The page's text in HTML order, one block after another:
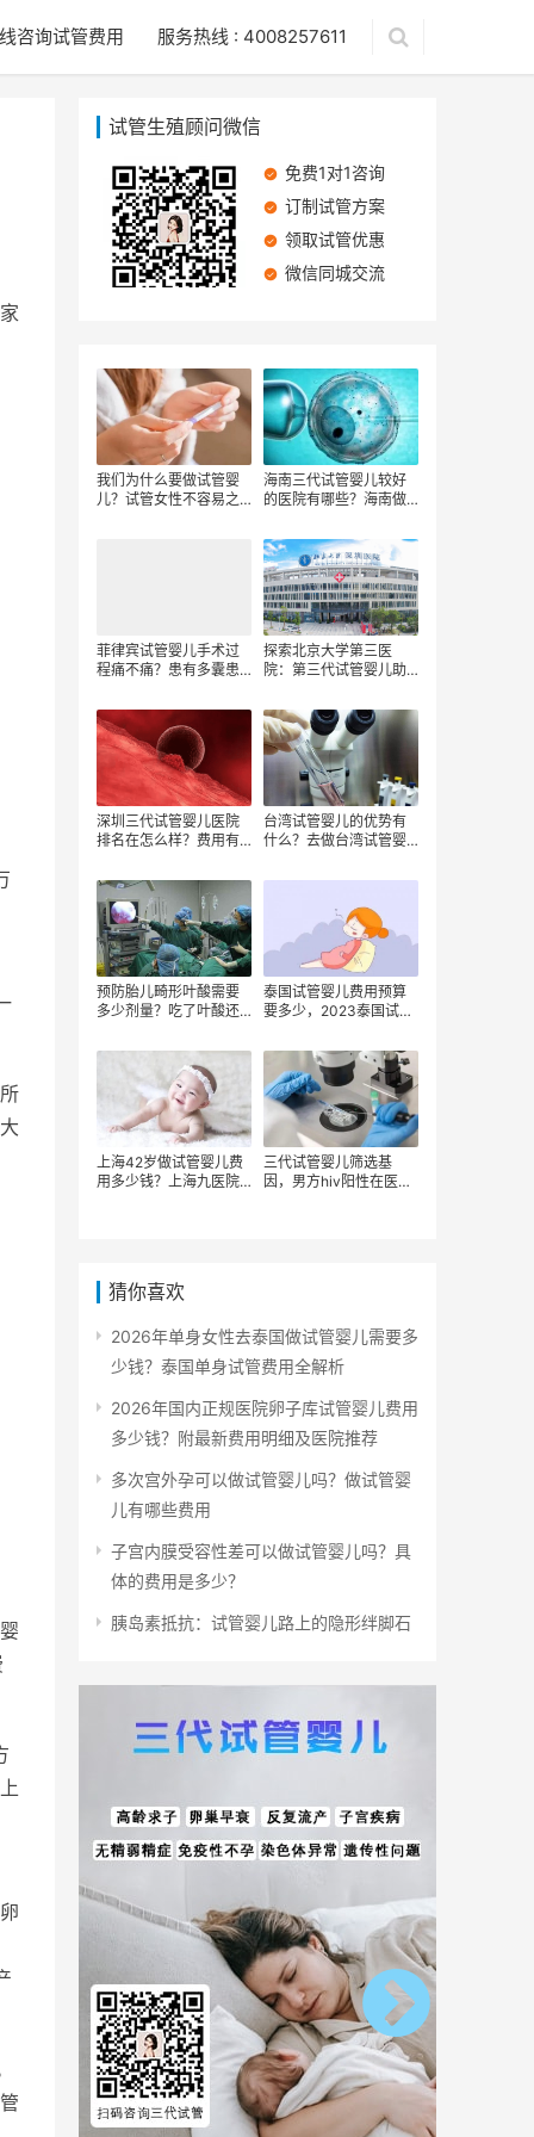
咨询试管费用 服务热线 : 4008257611
试管生殖顾问微信
免费1对1咨询
订制试管方案
领取试管优惠
微信同城交流
我们为什么要做试管婴
儿？试管女性不容易之
海南三代试管婴儿较好
的医院有哪些？海南做
吗？海南的试管婴儿费
用大概是多少钱？
菲律宾试管婴儿手术过
程痛不痛？患有多囊患
率？多囊患者进行试管
婴儿技术的优缺点
探索北京大学第三医
院：第三代试管婴儿助
深圳三代试管婴儿医院
排名在怎么样？费用有
台湾试管婴儿的优势有
什么？去做台湾试管婴
预防胎儿畸形叶酸需要
多少剂量？吃了叶酸还
酸要花费多少钱？
泰国试管婴儿费用预算
要多少，2023泰国试管
儿术前检查费用
上海42岁做试管婴儿费
用多少钱？上海九医院
三代试管婴儿筛选基
因，男方hiv阳性在医院
猜你喜欢
2026年单身女性去泰国做试管婴儿需要多
少钱？泰国单身试管费用全解析
2026年国内正规医院卵子库试管婴儿费用
多少钱？附最新费用明细及医院推荐
多次宫外孕可以做试管婴儿吗？做试管婴
儿有哪些费用
子宫内膜受容性差可以做试管婴儿吗？具
体的费用是多少？
胰岛素抵抗：试管婴儿路上的隐形绊脚石